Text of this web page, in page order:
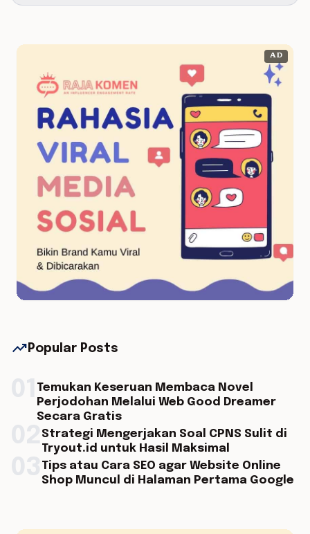
AD
trending_up Popular Posts
Temukan Keseruan Membaca Novel
Perjodohan Melalui Web Good Dreamer
Secara Gratis
Strategi Mengerjakan Soal CPNS Sulit di
Tryout.id untuk Hasil Maksimal
Tips atau Cara SEO agar Website Online
Shop Muncul di Halaman Pertama Google